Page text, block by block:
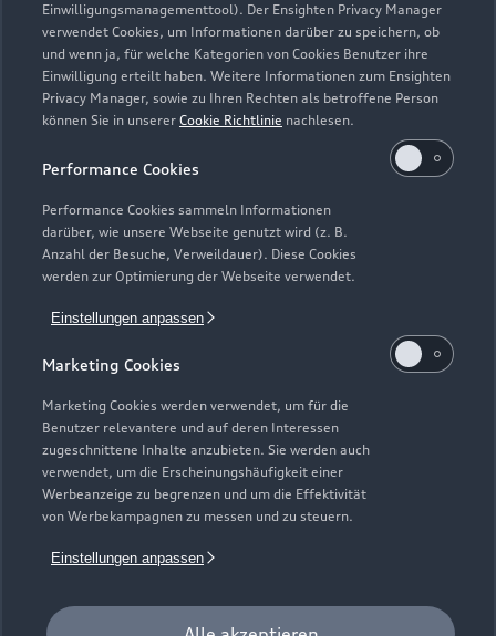
Einwilligungsmanagementtool). Der Ensighten Privacy Manager
verwendet Cookies, um Informationen darüber zu speichern, ob
und wenn ja, für welche Kategorien von Cookies Benutzer ihre
Einwilligung erteilt haben. Weitere Informationen zum Ensighten
Privacy Manager, sowie zu Ihren Rechten als betroffene Person
können Sie in unserer Cookie Richtlinie nachlesen.
Performance Cookies
Performance Cookies sammeln Informationen
darüber, wie unsere Webseite genutzt wird (z. B.
Anzahl der Besuche, Verweildauer). Diese Cookies
werden zur Optimierung der Webseite verwendet.
Einstellungen anpassen
Marketing Cookies
Marketing Cookies werden verwendet, um für die
Benutzer relevantere und auf deren Interessen
zugeschnittene Inhalte anzubieten. Sie werden auch
verwendet, um die Erscheinungshäufigkeit einer
Werbeanzeige zu begrenzen und um die Effektivität
von Werbekampagnen zu messen und zu steuern.
Einstellungen anpassen
Zur Reparatur
Zur Inspektion
Zurück nach oben
Modelle
Kaufen & leasen